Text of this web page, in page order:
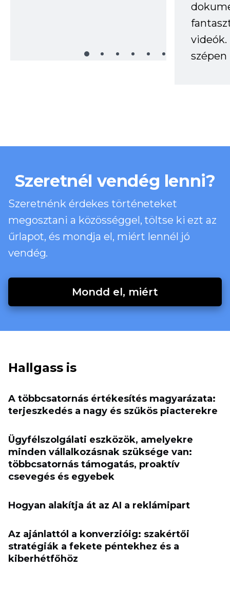
videók.
Szeretnél vendég lenni?
Szeretnénk érdekes történeteket
megosztani a közösséggel, töltse ki ezt az
űrlapot, és mondja el, miért lennél jó
vendég.
Mondd el, miért
Hallgass is
A többcsatornás értékesítés magyarázata:
terjeszkedés a nagy és szűkös piacterekre
Ügyfélszolgálati eszközök, amelyekre
minden vállalkozásnak szüksége van:
többcsatornás támogatás, proaktív
csevegés és egyebek
Hogyan alakítja át az AI a reklámipart
Az ajánlattól a konverzióig: szakértői
stratégiák a fekete péntekhez és a
kiberhétfőhöz